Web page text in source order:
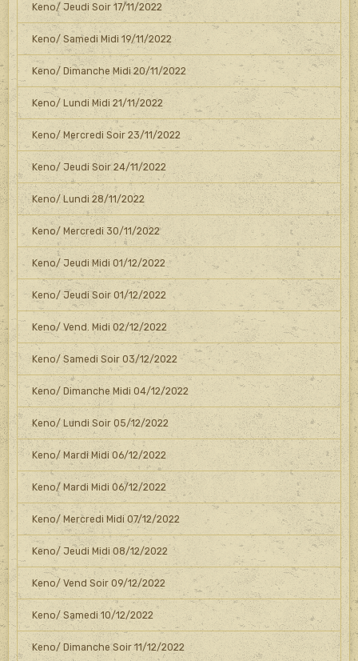
Keno/ Jeudi Soir 17/11/2022
Keno/ Samedi Midi 19/11/2022
Keno/ Dimanche Midi 20/11/2022
Keno/ Lundi Midi 21/11/2022
Keno/ Mercredi Soir 23/11/2022
Keno/ Jeudi Soir 24/11/2022
Keno/ Lundi 28/11/2022
Keno/ Mercredi 30/11/2022
Keno/ Jeudi Midi 01/12/2022
Keno/ Jeudi Soir 01/12/2022
Keno/ Vend. Midi 02/12/2022
Keno/ Samedi Soir 03/12/2022
Keno/ Dimanche Midi 04/12/2022
Keno/ Lundi Soir 05/12/2022
Keno/ Mardi Midi 06/12/2022
Keno/ Mardi Midi 06/12/2022
Keno/ Mercredi Midi 07/12/2022
Keno/ Jeudi Midi 08/12/2022
Keno/ Vend Soir 09/12/2022
Keno/ Samedi 10/12/2022
Keno/ Dimanche Soir 11/12/2022